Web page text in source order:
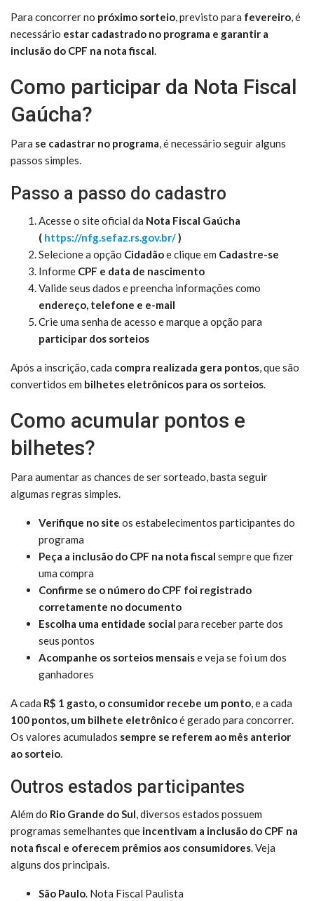
Para concorrer no próximo sorteio, previsto para fevereiro, é
necessário estar cadastrado no programa e garantir a
inclusão do CPF na nota fiscal.
Como participar da Nota Fiscal
Gaúcha?
Para se cadastrar no programa, é necessário seguir alguns
passos simples.
Passo a passo do cadastro
Acesse o site oficial da Nota Fiscal Gaúcha
( https://nfg.sefaz.rs.gov.br/)
Selecione a opção Cidadãoe clique em Cadastre-se
Informe CPF e data de nascimento
Valide seus dados e preencha informações como
endereço, telefone e e-mail
Crie uma senha de acesso e marque a opção para
participar dos sorteios
Após a inscrição, cada compra realizada gera pontos, que são
convertidos em bilhetes eletrônicos para os sorteios.
Como acumular pontos e
bilhetes?
Para aumentar as chances de ser sorteado, basta seguir
algumas regras simples.
Verifique no site os estabelecimentos participantes do
programa
Peça a inclusão do CPF na nota fiscal sempre que fizer
uma compra
Confirme se o número do CPF foi registrado
corretamente no documento
Escolha uma entidade social para receber parte dos
seus pontos
Acompanhe os sorteios mensaise veja se foi um dos
ganhadores
A cada R$ 1 gasto, o consumidor recebe um ponto, e a cada
100 pontos, um bilhete eletrônicoé gerado para concorrer.
Os valores acumulados sempre se referem ao mês anterior
ao sorteio.
Outros estados participantes
Além do Rio Grande do Sul, diversos estados possuem
programas semelhantes que incentivam a inclusão do CPF na
nota fiscal e oferecem prêmios aos consumidores. Veja
alguns dos principais.
São Paulo. Nota Fiscal Paulista